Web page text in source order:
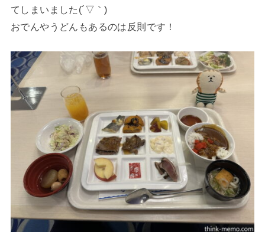
てしまいました(´▽｀)
おでんやうどんもあるのは反則です！